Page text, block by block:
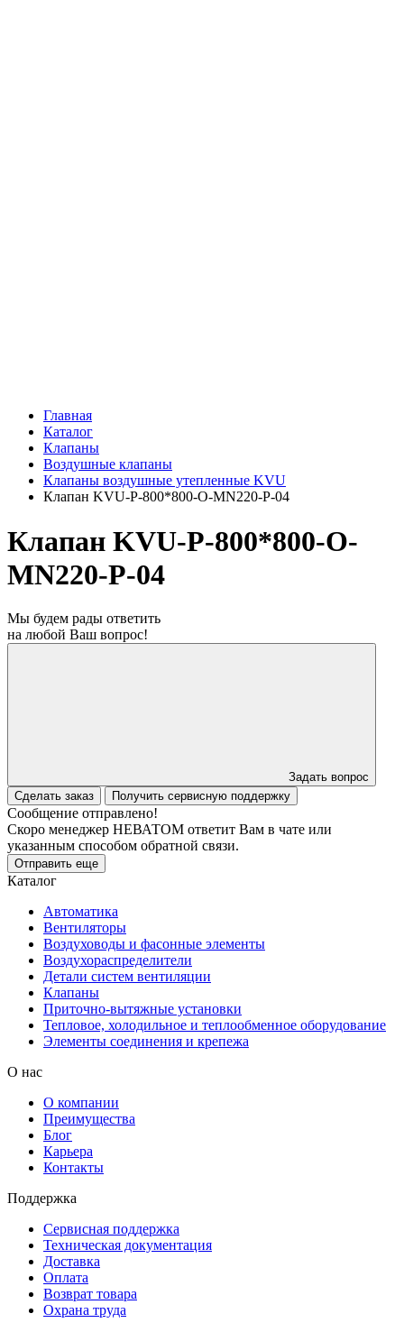
Главная
Каталог
Клапаны
Воздушные клапаны
Клапаны воздушные утепленные KVU
Клапан KVU-P-800*800-О-MN220-P-04
Клапан KVU-P-800*800-О-
MN220-P-04
Мы будем рады ответить
на любой Ваш вопрос!
Задать вопрос
Сделать заказ
Получить сервисную поддержку
Сообщение отправлено!
Скоро менеджер НЕВАТОМ ответит Вам в чате или
указанным способом обратной связи.
Отправить еще
Каталог
Автоматика
Вентиляторы
Воздуховоды и фасонные элементы
Воздухораспределители
Детали систем вентиляции
Клапаны
Приточно-вытяжные установки
Тепловое, холодильное и теплообменное оборудование
Элементы соединения и крепежа
О нас
О компании
Преимущества
Блог
Карьера
Контакты
Поддержка
Сервисная поддержка
Техническая документация
Доставка
Оплата
Возврат товара
Охрана труда